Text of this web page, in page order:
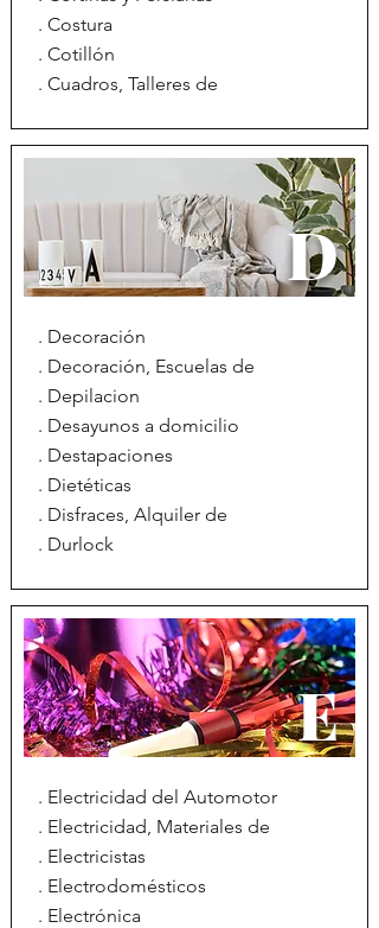
. Costura
. Cotillón
. Cuadros, Talleres de
D
. Decoración
. Decoración, Escuelas de
. Depilacion
. Desayunos a domicilio
. Destapaciones
. Dietéticas
. Disfraces, Alquiler de
. Durlock
E
. Electricidad del Automotor
. Electricidad, Materiales de
. Electricistas
. Electrodomésticos
. Electrónica